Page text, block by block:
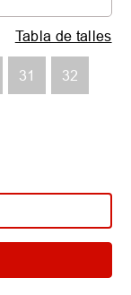
31 32
Tabla de talles